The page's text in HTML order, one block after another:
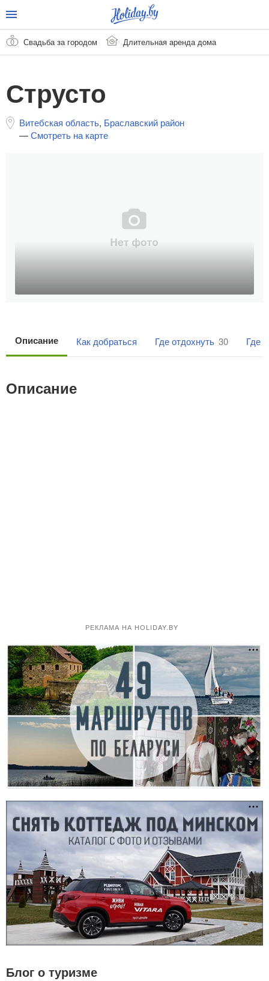
Свадьба за городом Длительная аренда дома
Струсто
Витебская область, Браславский район
—Смотреть на карте
Описание Как добраться Где отдохнуть 30 Где
Описание
РЕКЛАМА НА HOLIDAY.BY
Блог о туризме